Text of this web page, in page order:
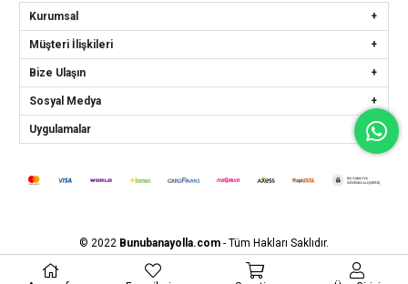
Kurumsal
Müşteri İlişkileri
Bize Ulaşın
Sosyal Medya
Uygulamalar
© 2022 Bunubanayolla.com- Tüm Hakları Saklıdır.